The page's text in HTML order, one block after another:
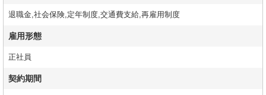
退職金,社会保険,定年制度,交通費支給,再雇用制度
雇用形態
正社員
契約期間